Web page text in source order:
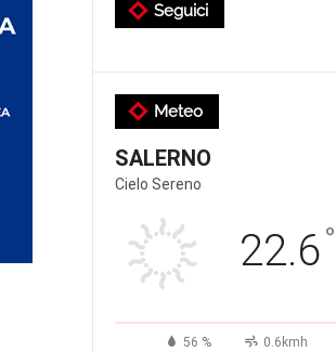
Seguici
Meteo
SALERNO
Cielo Sereno
22.6°
56 % 0.6kmh